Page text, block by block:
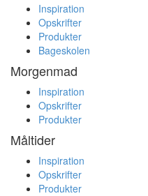
Inspiration
Opskrifter
Produkter
Bageskolen
Morgenmad
Inspiration
Opskrifter
Produkter
Måltider
Inspiration
Opskrifter
Produkter